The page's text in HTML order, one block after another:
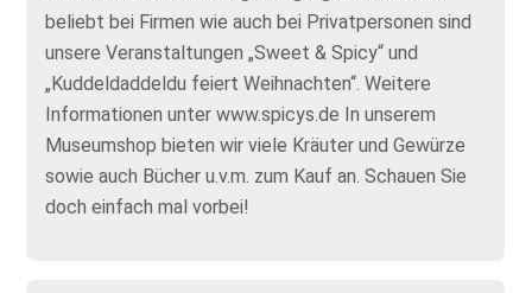
beliebt bei Firmen wie auch bei Privatpersonen sind
unsere Veranstaltungen „Sweet & Spicy“ und
„Kuddeldaddeldu feiert Weihnachten“. Weitere
Informationen unter www.spicys.de In unserem
Museumshop bieten wir viele Kräuter und Gewürze
sowie auch Bücher u.v.m. zum Kauf an. Schauen Sie
doch einfach mal vorbei!